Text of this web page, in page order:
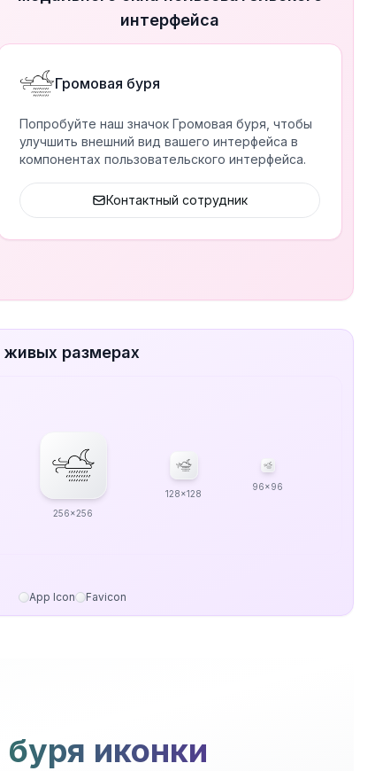
интерфейса
Громовая буря
Попробуйте наш значок Громовая буря, чтобы
улучшить внешний вид вашего интерфейса в
компонентах пользовательского интерфейса.
Контактный сотрудник
живых размерах
256x256
128x128
96x96
App Icon Favicon
иконки